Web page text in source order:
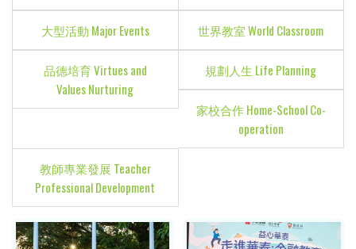
大型活動 Major Events 世界教室 World Classroom
品德培育 Virtues and
Values Nurturing
規劃人生 Life Planning
家校合作 Home-School Co-
operation
教師專業發展 Teacher
Professional Development